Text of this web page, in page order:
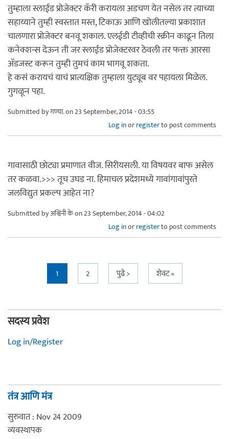
तुम्हाला स्लाईड प्रोजेक्टर कॅरी करायला अडचण येत नसेल तर त्याच्या
सहाय्याने तुम्ही स्वस्तात मस्त, टिकाऊ आणि खोलीतल्या प्रकाशात
चालणारा प्रोजेक्टर बनवू शकाल. एलईडी टीव्हीची स्क्रीन काढून तिला
कनेक्शन्स देऊन ती जर स्लाईड प्रोजेक्टरवर ठेवली तर फक्त आरसा
अ‍ॅडजस्ट करून तुम्ही तुमचं काम भागवू शकता.
हे कसं करायचं याचं प्रात्यक्षिक तुम्हाला युट्यूब वर पहायला मिळेल.
गुगळून पहा.
Submitted byगण्या.on 23 September, 2014 - 03:55
Log inorregisterto post comments
गावासाठी छोट्या प्रमाणात वीज. सिरीयसली. या विषयवर बाफ असेल
तर कळवा.>>> तूच उघड ना. हिमाचल प्रदेशमध्ये गावांगावांपुरते
जलविद्युत प्रकल्प आहेत ना?
Submitted byअश्विनी केon 23 September, 2014 - 04:02
Log inorregisterto post comments
1 2 पुढे > शेवट »
सदस्य प्रवेश
Log in/Register
तंत्र आणि मंत्र
सुरुवात : Nov 24 2009
व्यवस्थापक